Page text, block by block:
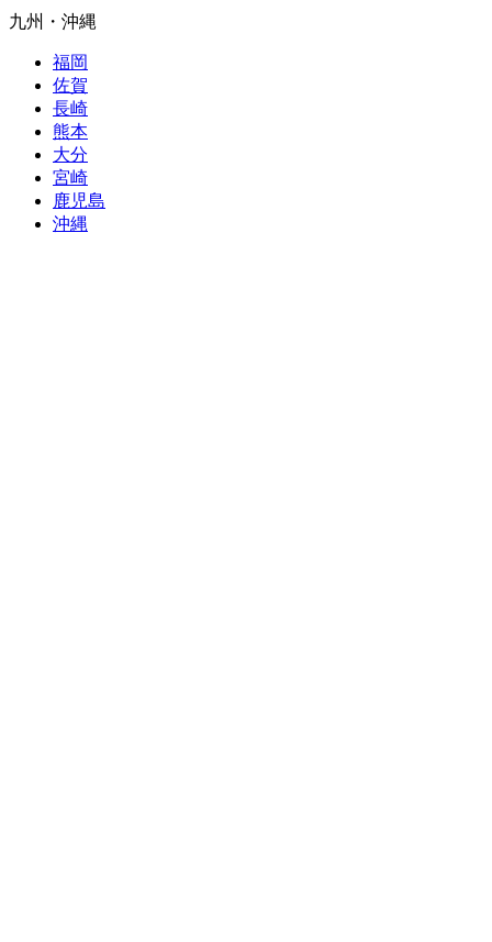
九州・沖縄
福岡
佐賀
長崎
熊本
大分
宮崎
鹿児島
沖縄